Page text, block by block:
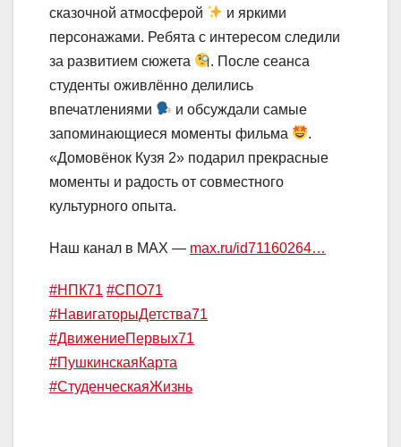
сказочной атмосферой
и яркими
персонажами. Ребята с интересом следили
за развитием сюжета
. После сеанса
студенты оживлённо делились
впечатлениями
и обсуждали самые
запоминающиеся моменты фильма
.
«Домовёнок Кузя 2» подарил прекрасные
моменты и радость от совместного
культурного опыта.
Наш канал в MAX — max.ru/id71160264…
#НПК71 #СПО71
#НавигаторыДетства71
#ДвижениеПервых71
#ПушкинскаяКарта
#СтуденческаяЖизнь